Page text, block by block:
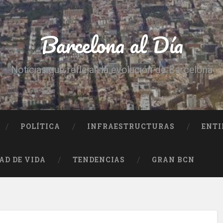
Barcelona al Día
Noticias que reflejan la evolución de Barcelona
POLÍTICA INFRAESTRUCTURAS
DE VIDA TENDENCIAS GRAN BCN